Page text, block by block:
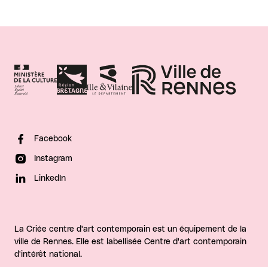
Facebook
Instagram
LinkedIn
La Criée centre d'art contemporain est un équipement de la
ville de Rennes. Elle est labellisée Centre d'art contemporain
d'intérêt national.